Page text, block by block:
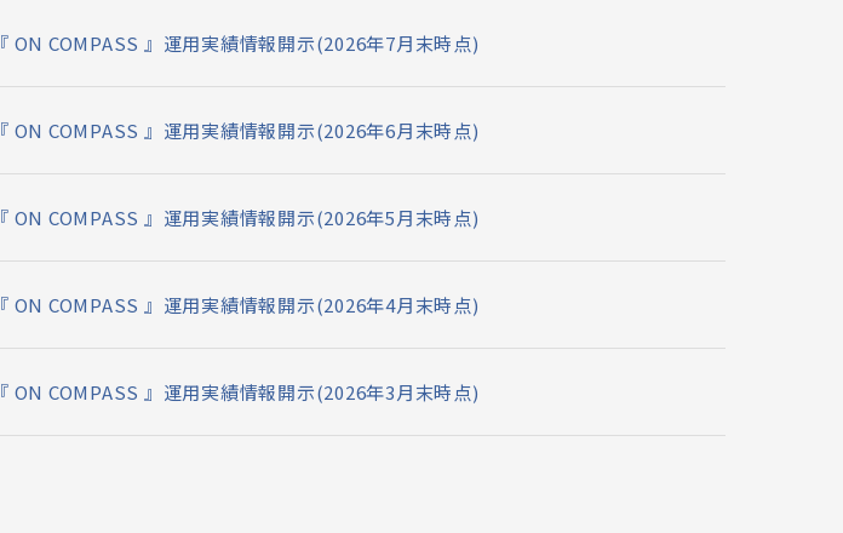
『 ON COMPASS 』運用実績情報開示(2026年7月末時点)
『 ON COMPASS 』運用実績情報開示(2026年6月末時点)
『 ON COMPASS 』運用実績情報開示(2026年5月末時点)
『 ON COMPASS 』運用実績情報開示(2026年4月末時点)
『 ON COMPASS 』運用実績情報開示(2026年3月末時点)